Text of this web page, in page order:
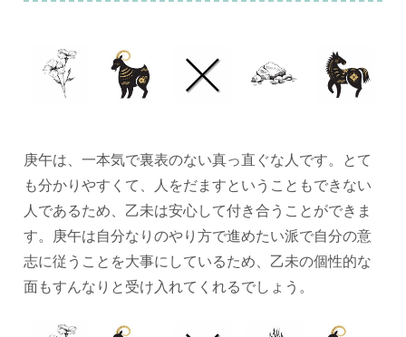
庚午は、一本気で裏表のない真っ直ぐな人です。とて
も分かりやすくて、人をだますということもできない
人であるため、乙未は安心して付き合うことができま
す。庚午は自分なりのやり方で進めたい派で自分の意
志に従うことを大事にしているため、乙未の個性的な
面もすんなりと受け入れてくれるでしょう。